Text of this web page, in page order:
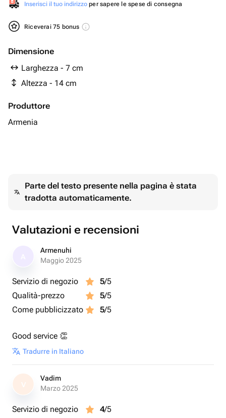
Inserisci il tuo indirizzo per sapere le spese di consegna
Riceverai 75 bonus
Dimensione
Larghezza - 7 cm
Altezza - 14 cm
Produttore
Armenia
Parte del testo presente nella pagina è stata
tradotta automaticamente.
Valutazioni e recensioni
Armenuhi
Maggio 2025
Servizio di negozio 5/5
Qualità-prezzo
5/5
Come pubblicizzato
5/5
Good service 👏
Tradurre in Italiano
V
Vadim
Marzo 2025
Servizio di negozio 4/5